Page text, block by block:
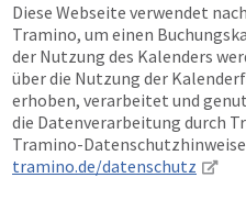
Diese Webseite verwendet
Tramino, um einen
der Nutzung des Kalenders
über die Nutzung der
erhoben, verarbeitet und
die Datenverarbeitung durch
Tramino-
tramino.de/datenschutz